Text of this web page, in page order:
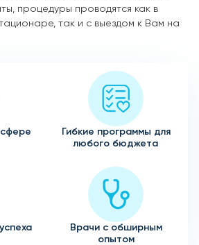
процедуры проводятся как в
так и с выездом к Вам на
сфере
Гибкие программы для
любого бюджета
Врачи с обширным
опытом